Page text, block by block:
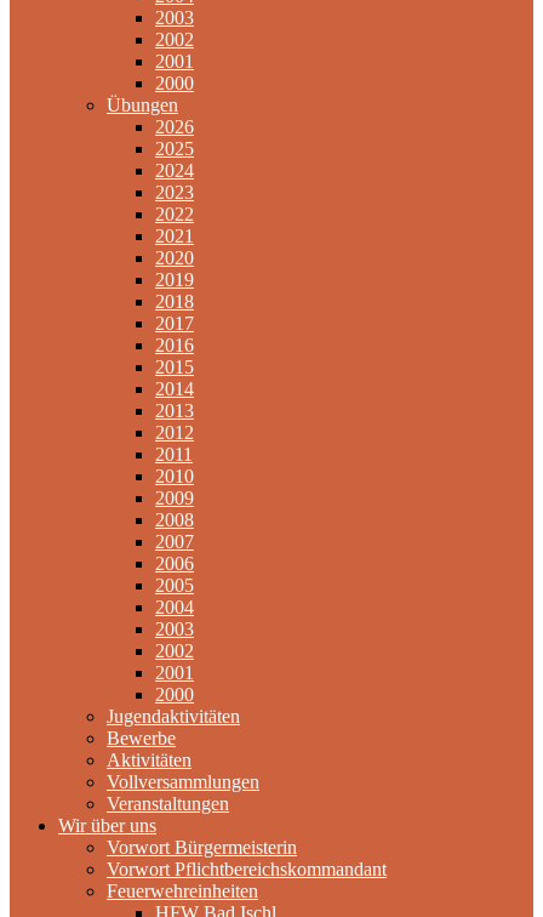
2003
2002
2001
2000
Übungen
2026
2025
2024
2023
2022
2021
2020
2019
2018
2017
2016
2015
2014
2013
2012
2011
2010
2009
2008
2007
2006
2005
2004
2003
2002
2001
2000
Jugendaktivitäten
Bewerbe
Aktivitäten
Vollversammlungen
Veranstaltungen
Wir über uns
Vorwort Bürgermeisterin
Vorwort Pflichtbereichskommandant
Feuerwehreinheiten
HFW Bad Ischl